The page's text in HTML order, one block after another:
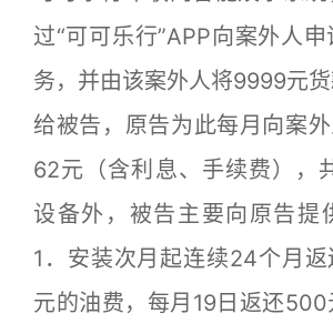
过“可可乐行”APP向案外人
务，并由该案外人将9999元
给被告，原告为此每月向案外
62元（含利息、手续费），
设备外，被告主要向原告提
1．安装次月起连续24个月
元的油费，每月19日返还